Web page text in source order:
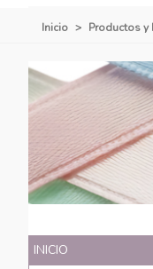
Inicio > Productos y
INICIO